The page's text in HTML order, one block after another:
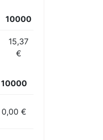
10000
15,37
€
10000
0,00 €